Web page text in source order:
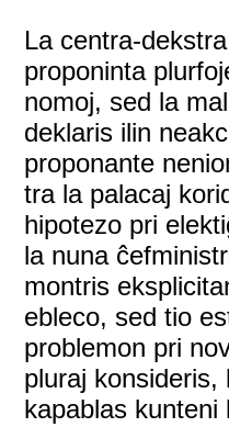
La centra-
proponinta
nomoj, sed la
deklaris ilin
proponante
tra la palacaj
hipotezo pri
la nuna
montris
ebleco, sed tio
problemon pri
pluraj konsideris,
kapablas kunteni